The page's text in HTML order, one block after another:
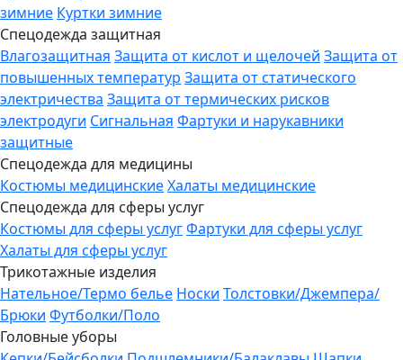
зимние Куртки зимние
Спецодежда защитная
Влагозащитная Защита от кислот и щелочей Защита от
повышенных температур Защита от статического
электричества Защита от термических рисков
электродуги Сигнальная Фартуки и нарукавники
защитные
Спецодежда для медицины
Костюмы медицинскиеХалаты медицинские
Спецодежда для сферы услуг
Костюмы для сферы услугФартуки для сферы услуг
Халаты для сферы услуг
Трикотажные изделия
Нательное/Термо белье Носки Толстовки/Джемпера/
Брюки Футболки/Поло
Головные уборы